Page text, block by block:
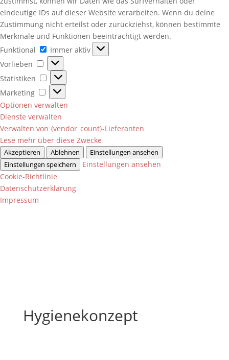
eindeutige IDs auf dieser Website verarbeiten. Wenn du deine
Zustimmung nicht erteilst oder zurückziehst, können bestimmte
Merkmale und Funktionen beeinträchtigt werden.
Funktional
Funktional
Immer aktiv
Vorlieben
Vorlieben
Statistiken
Statistiken
Marketing
Marketing
Optionen verwalten
Dienste verwalten
Verwalten von {vendor_count}-Lieferanten
Lese mehr über diese Zwecke
Akzeptieren Ablehnen
Einstellungen ansehen
Einstellungen speichern
Einstellungen ansehen
Cookie-Richtlinie
Datenschutzerklärung
Impressum
Hygienekonzept